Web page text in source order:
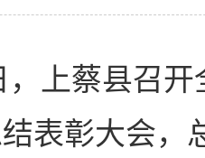
蔡县召开
表彰大会，